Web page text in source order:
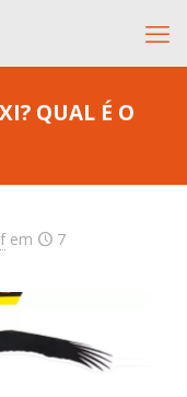
QUAL É O
em
7